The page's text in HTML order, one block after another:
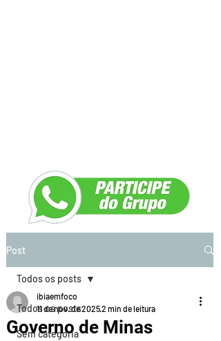
Post
Todos os posts
Sem categoria
Todos os posts
Governo de Minas
ibiaemfoco
11 de nov. de 20252 min de leitura